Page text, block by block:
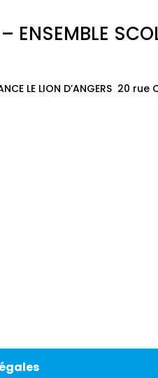
ENSEMBLE
LE LION D’ANGERS 20